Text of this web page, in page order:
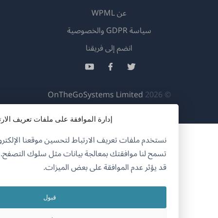
إدارة الموافقة على ملفات تعريف الارتباط
نستخدم ملفات تعريف الارتباط لتحسين موقعنا الإلكتروني وخدماتنا.
تسمح لنا موافقتك بمعالجة بيانات مثل سلوك التصفح.
قد يؤثر عدم الموافقة على بعض الميزات.
OnTheGoSystems Limited(يفتح
في
نافذة
جديدة)
انضم إلى فريقنا(يفتح
نافذة
جديدة)
نافذة
جديدة)
(يفتح
نافذة
جديدة)
(يفتح
نافذة
جديدة)